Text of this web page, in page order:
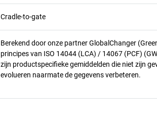
Cradle-to-gate
Berekend door onze partner GlobalChanger
principes van ISO 14044 (LCA) / 14067 (PCF)
zijn productspecifieke gemiddelden die niet zijn
evolueren naarmate de gegevens verbeteren.